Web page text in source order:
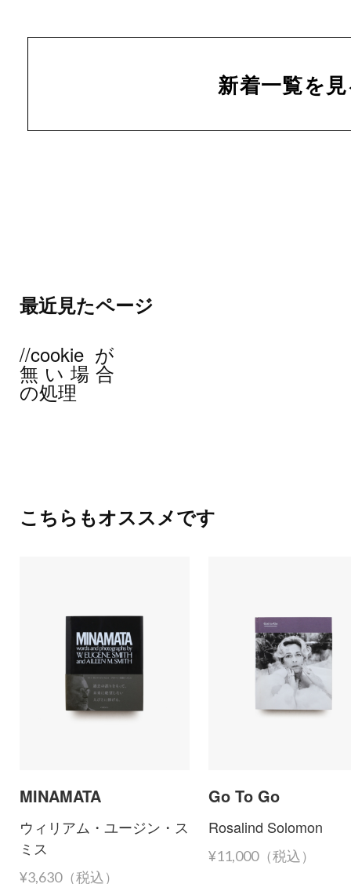
新着一覧を
最近見たページ
//cookieが
無い場合
の処理
こちらもオススメです
MINAMATA
ウィリアム・ユージン・ス
ミス
¥3,630（税込）
Go To Go
Rosalind Solomon
¥11,000（税込）